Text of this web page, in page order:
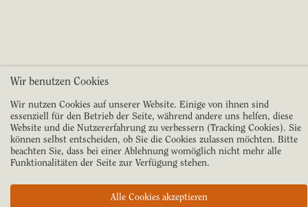
Wir benutzen Cookies
Wir nutzen Cookies auf unserer Website. Einige von ihnen sind
essenziell für den Betrieb der Seite, während andere uns helfen, diese
Website und die Nutzererfahrung zu verbessern (Tracking Cookies). Sie
können selbst entscheiden, ob Sie die Cookies zulassen möchten. Bitte
beachten Sie, dass bei einer Ablehnung womöglich nicht mehr alle
Funktionalitäten der Seite zur Verfügung stehen.
Alle Cookies akzeptieren